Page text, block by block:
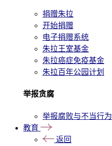
捐赠朱拉
开始捐赠
电子捐赠系统
朱拉王室基金
朱拉癌症免疫基金
朱拉百年公园计划
举报贪腐
举报腐败与不当行为
教育
返回